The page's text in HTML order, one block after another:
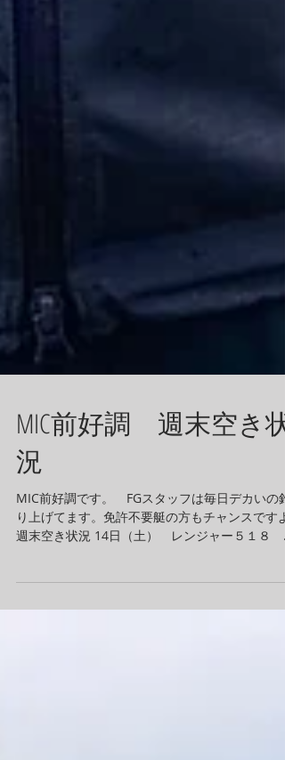
MIC前好調 週末空き状
況
MIC前好調です。 FGスタッフは毎日デカいの釣
週末空き状況 14日（土） レンジャー５１８